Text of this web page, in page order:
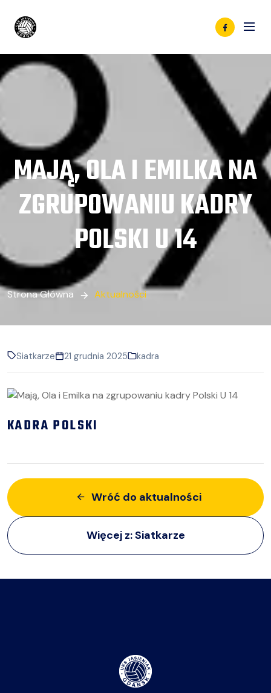
MAJĄ, OLA I EMILKA NA
ZGRUPOWANIU KADRY
POLSKI U 14
Strona Główna Aktualności
Siatkarze 21 grudnia 2025 kadra
KADRA POLSKI
Wróć do aktualności
Więcej z:Siatkarze